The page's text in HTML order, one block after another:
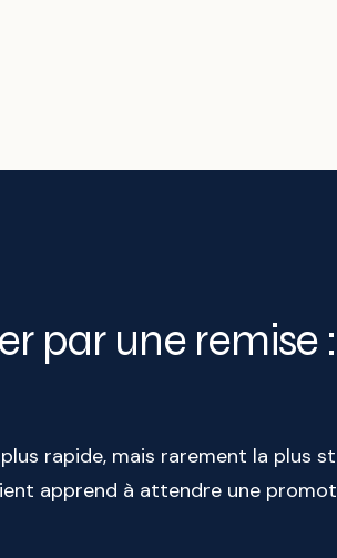
par une
rapide, mais rarement la plus
apprend à attendre une